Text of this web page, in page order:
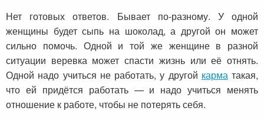
Нет готовых ответов. Бывает по-разному. У одной
женщины будет сыпь на шоколад, а другой он может
сильно помочь. Одной и той же женщине в разной
ситуации веревка может спасти жизнь или её отнять.
Одной надо учиться не работать, у другой карматакая,
что ей придётся работать — и надо учиться менять
отношение к работе, чтобы не потерять себя.